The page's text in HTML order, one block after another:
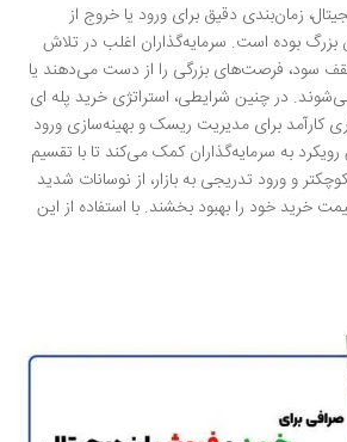
زمان‌بندی دقیق برای ورود یا خروج از
بوده است. سرمایه‌گذاران اغلب در تلاش
سود، فرصت‌های بزرگی را از دست می‌دهند یا
در چنین شرایطی، استراتژی خرید پله ای
کارآمد برای مدیریت ریسک و بهینه‌سازی ورود
به سرمایه‌گذاران کمک می‌کند تا با تقسیم
و ورود تدریجی به بازار، از نوسانات شدید
خرید خود را بهبود بخشند. با استفاده از این